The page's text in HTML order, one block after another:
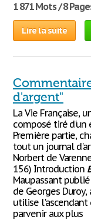
1 871 Mots / 8
Lire la suite
d'argent"
La Vie Française,
composé tiré d'un
Première partie,
tout un journal
Norbert de
156) Introduction
Maupassant
de Georges
utilise l'ascendant
parvenir aux plus